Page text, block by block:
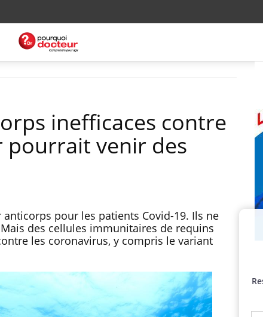
inefficaces contre
pourrait venir des
pour les patients Covid-19. Ils ne
des cellules immunitaires de requins
les coronavirus, y compris le variant